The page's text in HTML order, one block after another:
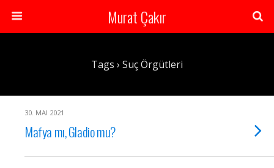
Murat Çakır
Tags › Suç Örgütleri
30. MAI 2021
Mafya mı, Gladio mu?